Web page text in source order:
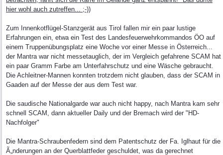
hier wohl auch zutreffen... ;-))
Zum Innenkotflügel-Stanzgerät aus Tirol fallen mir ein paar lustige
Erfahrungen ein, etwa ein Test des Landesfeuerwehrkommandos ÖO auf
einem Truppenübungsplatz eine Woche vor einer Messe in Österreich...
der Mantra war nicht messetauglich, der im Vergleich gefahrene SCAM hat
ein paar Gramm Farbe am Unterfahrschutz und eine Wäsche gebraucht.
Die Achleitner-Mannen konnten trotzdem nicht glauben, dass der SCAM in
Gaaden auf der Messe der aus dem Test war.
Die saudische Nationalgarde war auch nicht happy, nach Mantra kam sehr
schnell SCAM, dann aktueller Daily und der Bremach wird der "HD-
Nachfolger"
Die Mantra-Schraubenfedern sind dem Patentschutz der Fa. Iglhaut für die
Ã„nderungen an der Querblattfeder geschuldet, was da gerechnet